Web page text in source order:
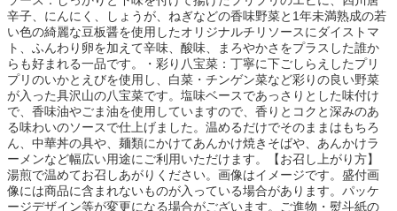
辛子、にんにく、しょうが、ねぎなどの香味野菜と1年未満熟成の若
い色の綺麗な豆板醤を使用したオリジナルチリソースにダイストマ
ト、ふんわり卵を加えて辛味、酸味、まろやかさをプラスした誰か
らも好まれる一品です。・彩り八宝菜：丁寧に下ごしらえしたプリ
プリのいかとえびを使用し、白菜・チンゲン菜など彩りの良い野菜
が入った具沢山の八宝菜です。塩味ベースであっさりとした味付け
で、香味油やごま油を使用していますので、香りとコクと深みのあ
る味わいのソースで仕上げました。温めるだけでそのままはもちろ
ん、中華丼の具や、麺類にかけてあんかけ焼きそばや、あんかけラ
ーメンなど幅広い用途にご利用いただけます。【お召し上がり方】
湯煎で温めてお召しあがりください。画像はイメージです。盛付画
像には商品に含まれないものが入っている場合があります。パッケ
ージデザイン等が変更になる場合がございます。ご進物・熨斗紙の